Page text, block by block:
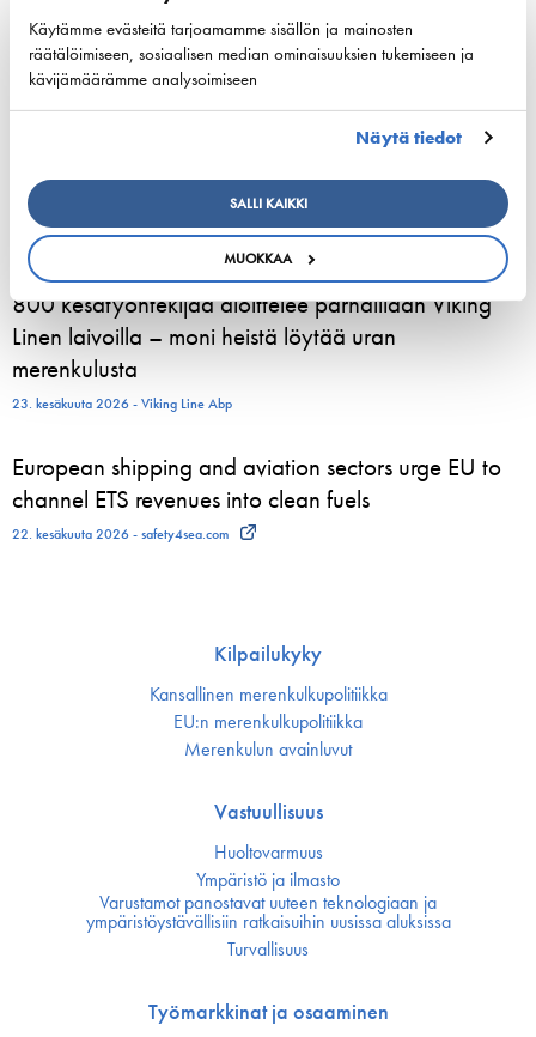
Käytämme evästeitä tarjoamamme sisällön ja mainosten
räätälöimiseen, sosiaalisen median ominaisuuksien tukemiseen ja
kävijämäärämme analysoimiseen
Näytä tiedot
SALLI KAIKKI
MUOKKAA
Tallinkin Victoria I siirtyy uudelle laituripaikalle
5.8.2026
3. elokuuta 2026 - Tallink Silja Oy
Pohjoismaiset varustamoedustajat kokoontuvat
Helsinkiin vahvistamaan meriliikenteen resilienssiä
24. kesäkuuta 2026 - Suomen Varustamot Ry
800 kesätyöntekijää aloittelee parhaillaan Viking
Linen laivoilla – moni heistä löytää uran
merenkulusta
23. kesäkuuta 2026 - Viking Line Abp
European shipping and aviation sectors urge EU to
channel ETS revenues into clean fuels
22. kesäkuuta 2026 - safety4sea.com
Kilpailukyky
Kansallinen merenkulku­politiikka
EU:n merenkulku­politiikka
Merenkulun avainluvut
Vastuullisuus
Huoltovarmuus
Ympäristö ja ilmasto
Varustamot panostavat uuteen teknologiaan ja
ympäristöystävällisiin ratkaisuihin uusissa aluksissa
Turvallisuus
Työmarkkinat ja osaaminen